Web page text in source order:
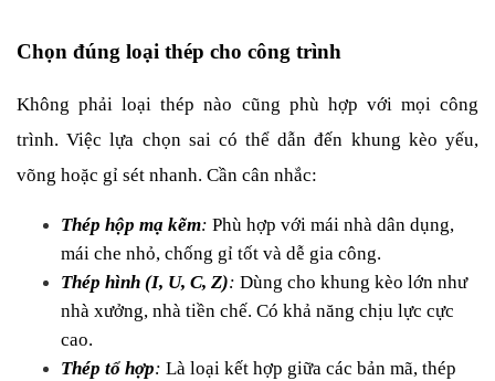
Chọn đúng loại thép cho công trình
Không phải loại thép nào cũng phù hợp với mọi công
trình. Việc lựa chọn sai có thể dẫn đến khung kèo yếu,
võng hoặc gỉ sét nhanh. Cần cân nhắc:
Thép hộp mạ kẽm: Phù hợp với mái nhà dân dụng,
mái che nhỏ, chống gỉ tốt và dễ gia công.
Thép hình (I, U, C, Z): Dùng cho khung kèo lớn như
nhà xưởng, nhà tiền chế. Có khả năng chịu lực cực
cao.
Thép tổ hợp: Là loại kết hợp giữa các bản mã, thép